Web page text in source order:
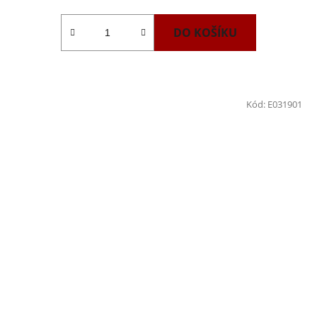
DO KOŠÍKU
Kód: E031901